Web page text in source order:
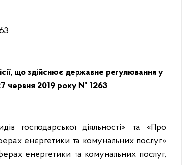
що здійснює державне регулювання у
червня 2019 року № 1263
господарської діяльності» та «Про
енергетики та комунальних послуг»
енергетики та комунальних послуг,